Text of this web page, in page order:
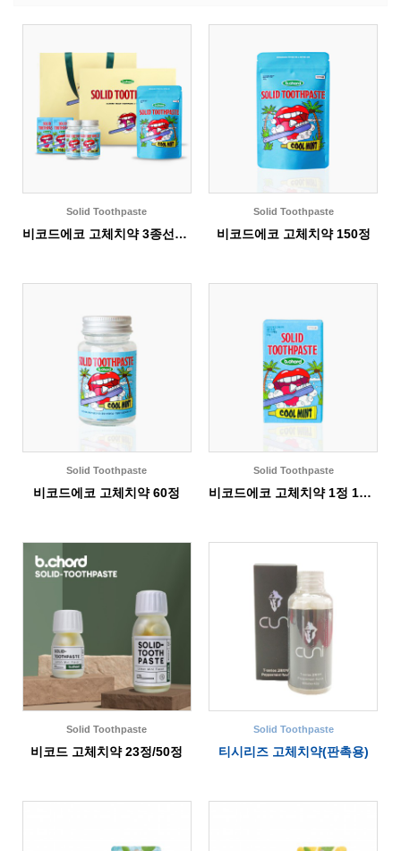
Solid Toothpaste
비코드에코 고체치약 3종선물세트
Solid Toothpaste
비코드에코 고체치약 150정
Solid Toothpaste
비코드에코 고체치약 60정
Solid Toothpaste
비코드에코 고체치약 1정 12개입
Solid Toothpaste
비코드 고체치약 23정/50정
Solid Toothpaste
티시리즈 고체치약(판촉용)